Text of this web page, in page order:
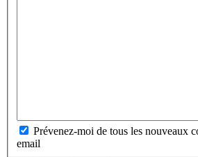
Prévenez-moi de tous les nouveaux
email